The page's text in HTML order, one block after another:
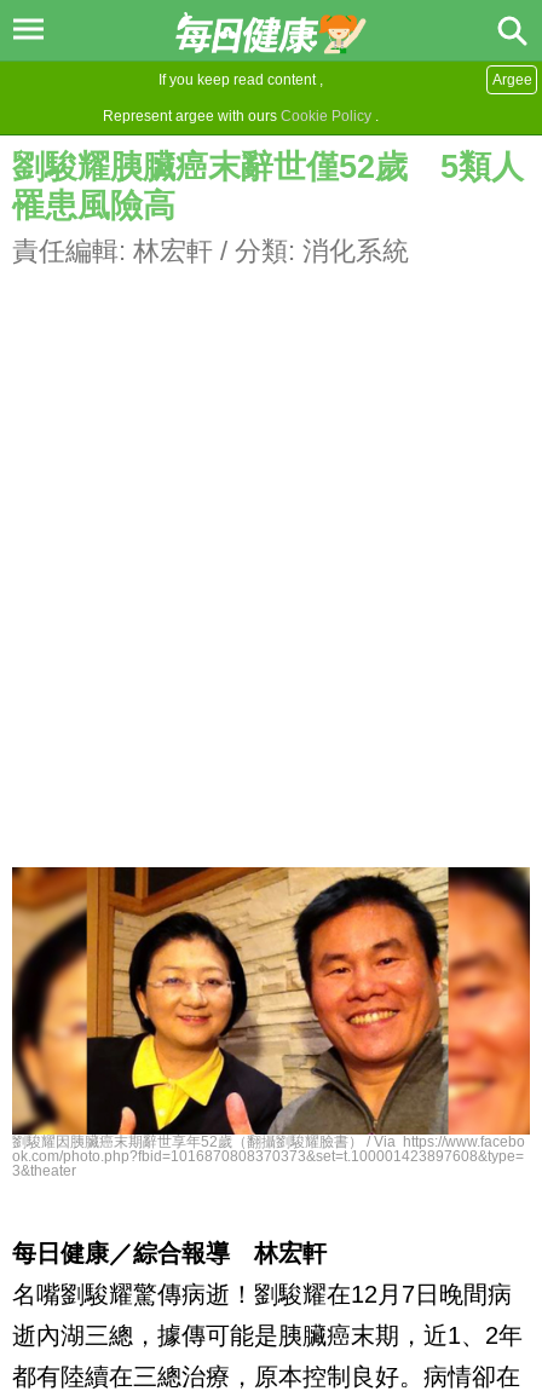
If you keep read content ,
Represent argee with ours Cookie Policy .
Argee
劉駿耀胰臟癌末辭世僅52歲 5類人
罹患風險高
責任編輯: 林宏軒 / 分類: 消化系統
劉駿耀因胰臟癌末期辭世享年52歲（翻攝劉駿耀臉書） / Via https://www.facebo
ok.com/photo.php?fbid=1016870808370373&set=t.100001423897608&type=
3&theater
每日健康／綜合報導 林宏軒
名嘴劉駿耀驚傳病逝！劉駿耀在12月7日晚間病
逝內湖三總，據傳可能是胰臟癌末期，近1、2年
都有陸續在三總治療，原本控制良好。病情卻在